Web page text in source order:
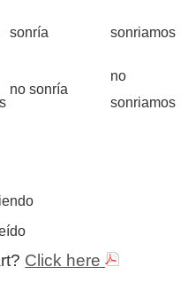
sonría sonriamos
no sonría
no
sonriamos
Click here